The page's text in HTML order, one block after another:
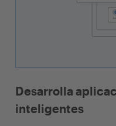
Desarrolla
inteligentes